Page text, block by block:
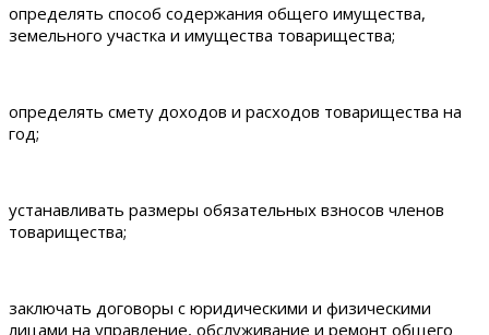
определять способ содержания общего имущества,
земельного участка и имущества товарищества;
определять смету доходов и расходов товарищества на
год;
устанавливать размеры обязательных взносов членов
товарищества;
заключать договоры с юридическими и физическими
лицами на управление, обслуживание и ремонт общего